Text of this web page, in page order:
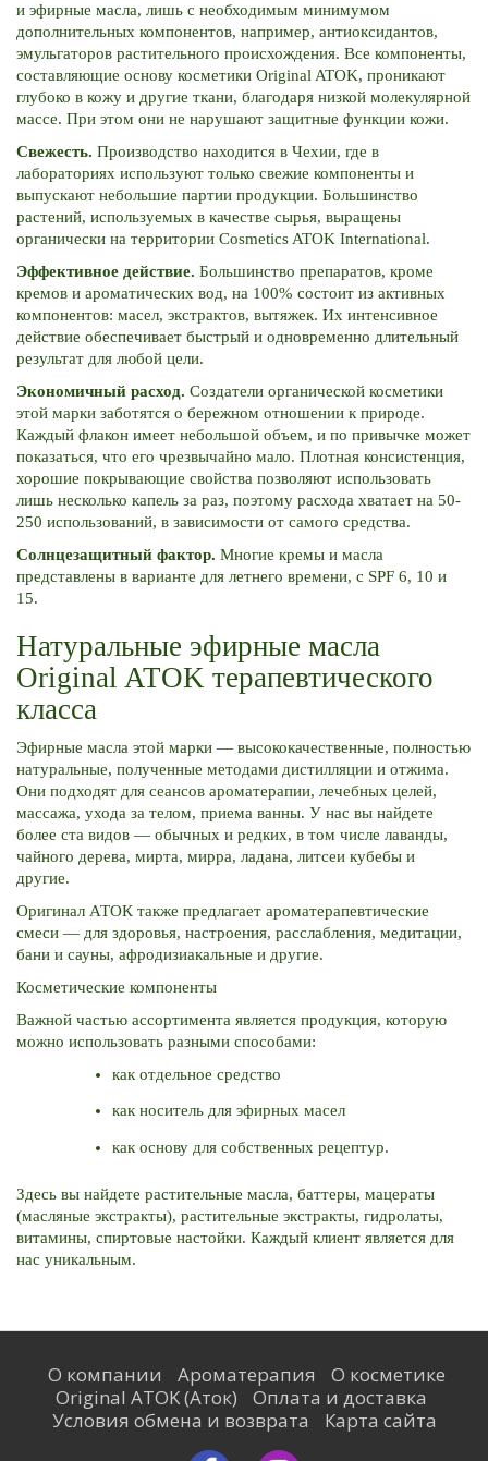
и эфирные масла, лишь с необходимым минимумом
дополнительных компонентов, например, антиоксидантов,
эмульгаторов растительного происхождения. Все компоненты,
составляющие основу косметики Original ATOK, проникают
глубоко в кожу и другие ткани, благодаря низкой молекулярной
массе. При этом они не нарушают защитные функции кожи.
Свежесть. Производство находится в Чехии, где в
лабораториях используют только свежие компоненты и
выпускают небольшие партии продукции. Большинство
растений, используемых в качестве сырья, выращены
органически на территории Cosmetics ATOK International.
Эффективное действие. Большинство препаратов, кроме
кремов и ароматических вод, на 100% состоит из активных
компонентов: масел, экстрактов, вытяжек. Их интенсивное
действие обеспечивает быстрый и одновременно длительный
результат для любой цели.
Экономичный расход. Создатели органической косметики
этой марки заботятся о бережном отношении к природе.
Каждый флакон имеет небольшой объем, и по привычке может
показаться, что его чрезвычайно мало. Плотная консистенция,
хорошие покрывающие свойства позволяют использовать
лишь несколько капель за раз, поэтому расхода хватает на 50-
250 использований, в зависимости от самого средства.
Солнцезащитный фактор. Многие кремы и масла
представлены в варианте для летнего времени, с SPF 6, 10 и
15.
Натуральные эфирные масла
Original ATOK терапевтического
класса
Эфирные масла этой марки — высококачественные, полностью
натуральные, полученные методами дистилляции и отжима.
Они подходят для сеансов ароматерапии, лечебных целей,
массажа, ухода за телом, приема ванны. У нас вы найдете
более ста видов — обычных и редких, в том числе лаванды,
чайного дерева, мирта, мирра, ладана, литсеи кубебы и
другие.
Оригинал АТОК также предлагает ароматерапевтические
смеси — для здоровья, настроения, расслабления, медитации,
бани и сауны, афродизиакальные и другие.
Косметические компоненты
Важной частью ассортимента является продукция, которую
можно использовать разными способами:
как отдельное средство
как носитель для эфирных масел
как основу для собственных рецептур.
Здесь вы найдете растительные масла, баттеры, мацераты
(масляные экстракты), растительные экстракты, гидролаты,
витамины, спиртовые настойки. Каждый клиент является для
нас уникальным.
О компании Ароматерапия
О косметике
Original ATOK (Аток)
Оплата и доставка
Условия обмена и возврата
Карта сайта